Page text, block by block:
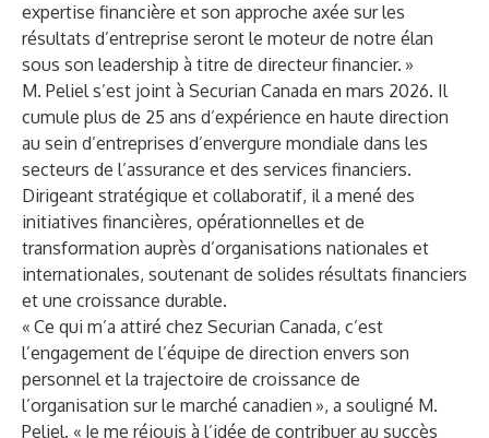
expertise financière et son approche axée sur les
résultats d’entreprise seront le moteur de notre élan
sous son leadership à titre de directeur financier. »
M. Peliel s’est joint à Securian Canada en mars 2026. Il
cumule plus de 25 ans d’expérience en haute direction
au sein d’entreprises d’envergure mondiale dans les
secteurs de l’assurance et des services financiers.
Dirigeant stratégique et collaboratif, il a mené des
initiatives financières, opérationnelles et de
transformation auprès d’organisations nationales et
internationales, soutenant de solides résultats financiers
et une croissance durable.
« Ce qui m’a attiré chez Securian Canada, c’est
l’engagement de l’équipe de direction envers son
personnel et la trajectoire de croissance de
l’organisation sur le marché canadien », a souligné M.
Peliel. « Je me réjouis à l’idée de contribuer au succès